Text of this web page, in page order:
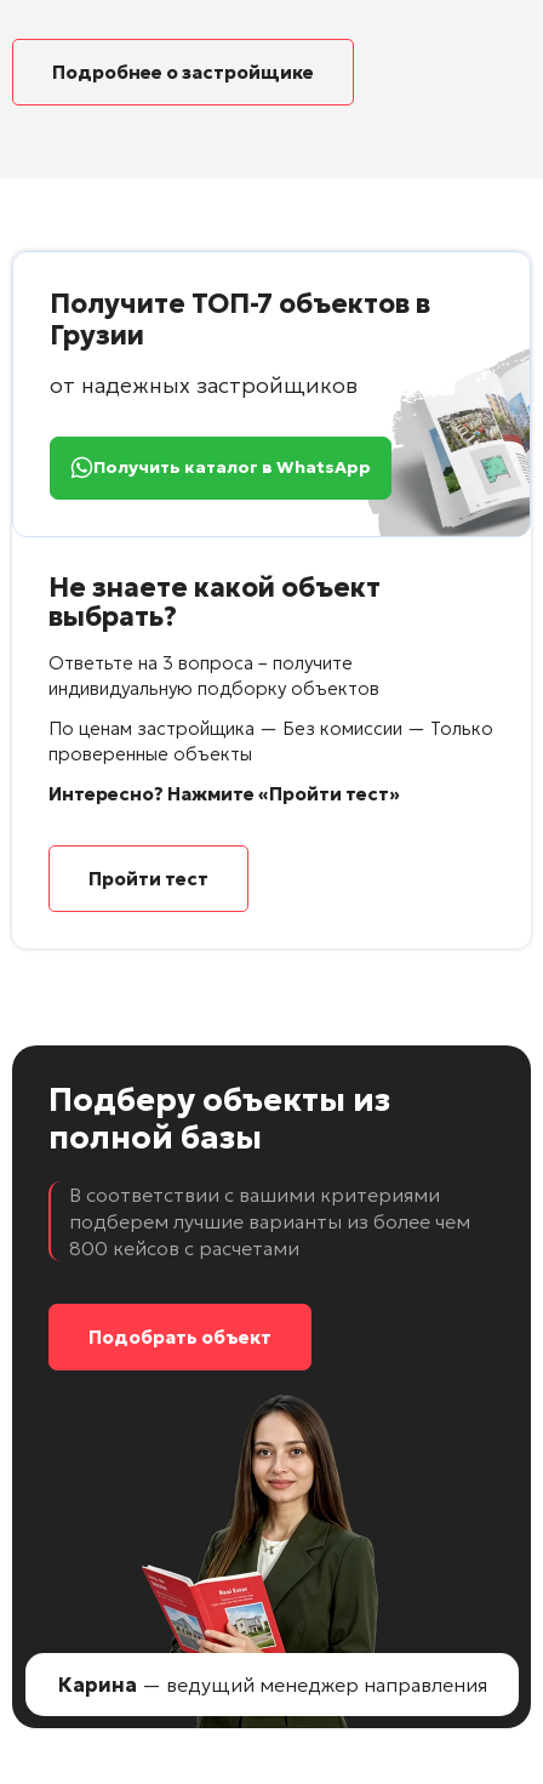
Подробнее о застройщике
Получите ТОП-7 объектов в
Грузии
от надежных застройщиков
Получить каталог в WhatsApp
Не знаете какой объект
выбрать?
Ответьте на 3 вопроса – получите
индивидуальную подборку объектов
По ценам застройщика — Без комиссии — Только
проверенные объекты
Интересно? Нажмите «Пройти тест»
Пройти тест
Подберу объекты из
полной базы
В соответствии с вашими критериями
подберем лучшие варианты из более чем
800 кейсов с расчетами
Подобрать объект
Карина — ведущий менеджер направления